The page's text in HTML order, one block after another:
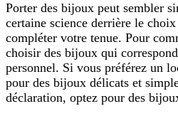
Porter des bijoux peut sembler
certaine science derrière le
compléter votre tenue. Pour
choisir des bijoux qui
personnel. Si vous préférez un
pour des bijoux délicats et
déclaration, optez pour des